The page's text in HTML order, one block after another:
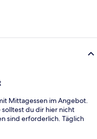
Mittagessen im Angebot.
du dir hier nicht
sind erforderlich. Täglich